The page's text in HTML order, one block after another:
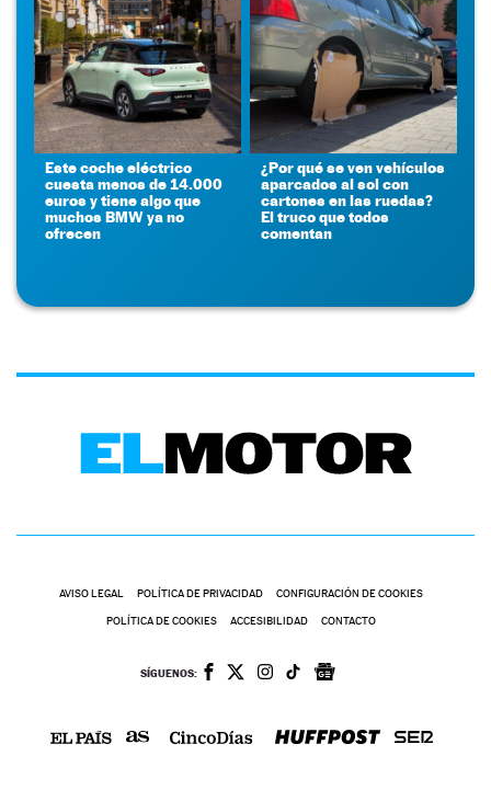
Este coche eléctrico
cuesta menos de 14.000
euros y tiene algo que
muchos BMW ya no
ofrecen
¿Por qué se ven vehículos
aparcados al sol con
cartones en las ruedas?
El truco que todos
comentan
AVISO LEGAL POLÍTICA DE PRIVACIDAD CONFIGURACIÓN DE COOKIES
POLÍTICA DE COOKIES ACCESIBILIDAD CONTACTO
SÍGUENOS: